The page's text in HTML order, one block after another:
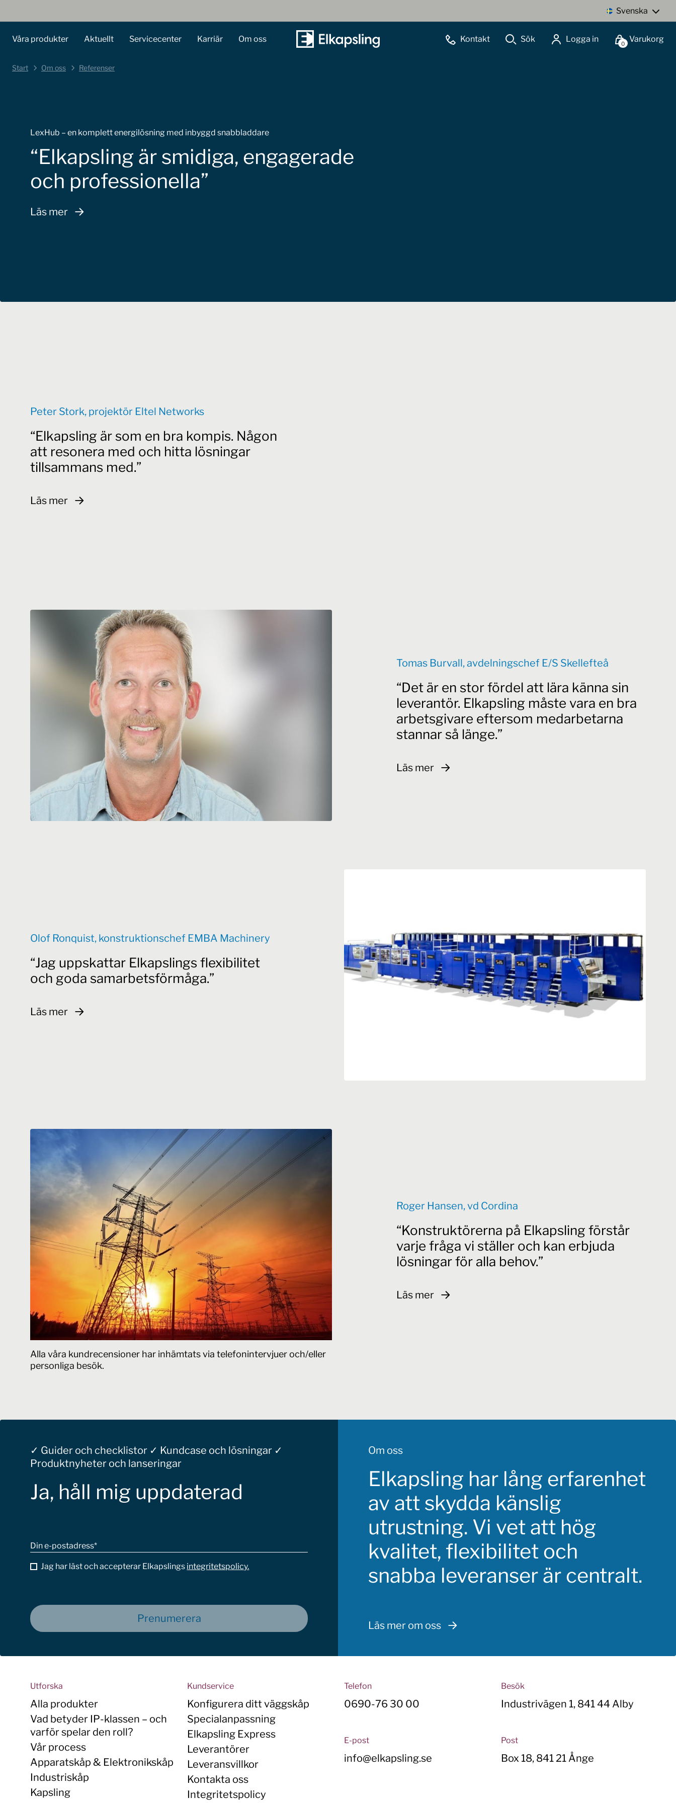
Svenska
Våra produkter Aktuellt Servicecenter Karriär Om oss Kontakt Sök Logga in Varukorg
0
Start Om oss Referenser
LexHub – en komplett energilösning med inbyggd snabbladdare
Elkapsling är smidiga, engagerade
och professionella
Läs mer
Peter Stork, projektör Eltel Networks
Elkapsling är som en bra kompis. Någon
att resonera med och hitta lösningar
tillsammans med.
Läs mer
Tomas Burvall, avdelningschef E/S Skellefteå
Det är en stor fördel att lära känna sin
leverantör. Elkapsling måste vara en bra
arbetsgivare eftersom medarbetarna
stannar så länge.
Läs mer
Olof Ronquist, konstruktionschef EMBA Machinery
Jag uppskattar Elkapslings flexibilitet
och goda samarbetsförmåga.
Läs mer
Alla våra kundrecensioner har inhämtats via telefonintervjuer och/eller
personliga besök.
Roger Hansen, vd Cordina
Konstruktörerna på Elkapsling förstår
varje fråga vi ställer och kan erbjuda
lösningar för alla behov.
Läs mer
✓ Guider och checklistor ✓ Kundcase och lösningar ✓
Produktnyheter och lanseringar
Ja, håll mig uppdaterad
Din e-postadress*
Jag har läst och accepterar Elkapslings integritetspolicy.
Prenumerera
Om oss
Elkapsling har lång erfarenhet
av att skydda känslig
utrustning. Vi vet att hög
kvalitet, flexibilitet och
snabba leveranser är centralt.
Läs mer om oss
Utforska
Alla produkter
Vad betyder IP-klassen – och
varför spelar den roll?
Vår process
Apparatskåp & Elektronikskåp
Industriskåp
Kapsling
Kundservice
Konfigurera ditt väggskåp
Specialanpassning
Elkapsling Express
Leverantörer
Leveransvillkor
Kontakta oss
Integritetspolicy
Telefon
0690-76 30 00
E-post
info@elkapsling.se
Besök
Industrivägen 1, 841 44 Alby
Post
Box 18, 841 21 Ånge